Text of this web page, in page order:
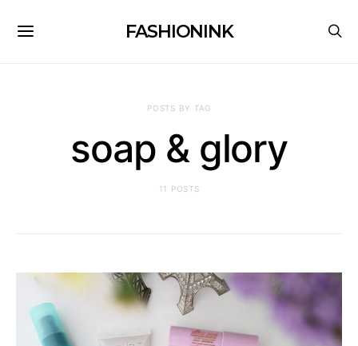
FASHIONINK
POSTS BY TAG
soap & glory
11 POSTS